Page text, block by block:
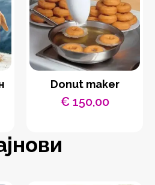
Donut maker
€150,00